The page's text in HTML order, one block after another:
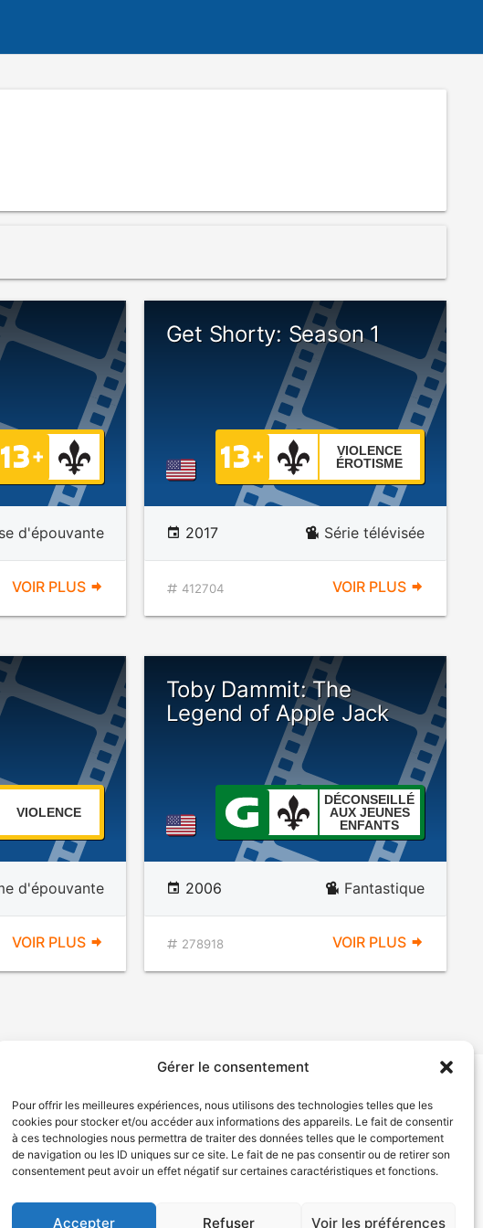
Gérer le consentement
Pour offrir les meilleures expériences, nous utilisons des technologies telles que les
cookies pour stocker et/ou accéder aux informations des appareils. Le fait de consentir
à ces technologies nous permettra de traiter des données telles que le comportement
de navigation ou les ID uniques sur ce site. Le fait de ne pas consentir ou de retirer son
consentement peut avoir un effet négatif sur certaines caractéristiques et fonctions.
Accepter Refuser Voir les préférences
d'épouvante
VOIR PLUS
Get Shorty: Season 1
VIOLENCE
ÉROTISME
2017 Série télévisée
412704 VOIR PLUS
VIOLENCE
d'épouvante
VOIR PLUS
Toby Dammit: The
Legend of Apple Jack
DÉCONSEILLÉ
AUX JEUNES
ENFANTS
2006 Fantastique
278918 VOIR PLUS
Déclaration de services Politique de confidentialité